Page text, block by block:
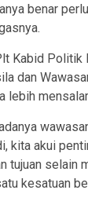
benar
Kabid Politik
dan
lebih
kita akui
tujuan selain
kesatuan